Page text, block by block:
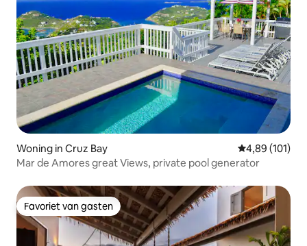
Woning in Cruz Bay Gemiddelde
4,89 (101)
Mar de Amores great Views, private pool generator
Favoriet van gasten
Favoriet van gasten